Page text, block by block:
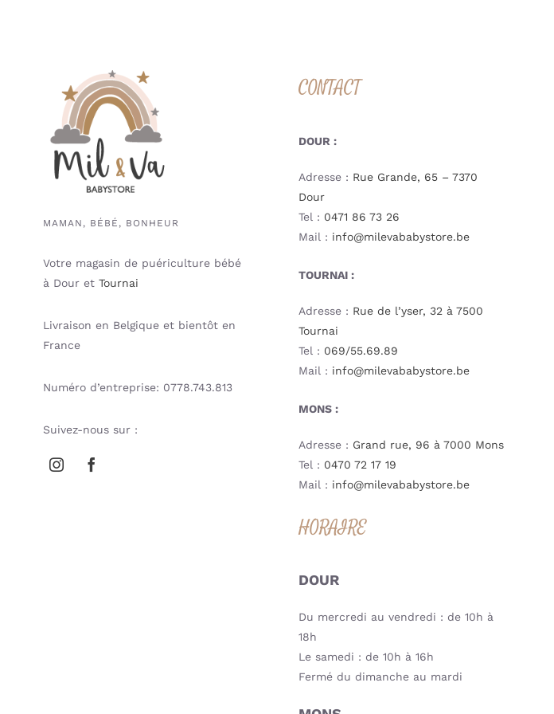
MAMAN, BÉBÉ, BONHEUR
Votre magasin de puériculture bébé
à Dour et Tournai
Livraison en Belgique et bientôt en
France
Numéro d’entreprise: 0778.743.813
Suivez-nous sur :
CONTACT
DOUR :
Adresse : Rue Grande, 65 – 7370
Dour
Tel : 0471 86 73 26
Mail : info@milevababystore.be
TOURNAI :
Adresse : Rue de l’yser, 32 à 7500
Tournai
Tel : 069/55.69.89
Mail : info@milevababystore.be
MONS :
Adresse : Grand rue, 96 à 7000 Mons
Tel : 0470 72 17 19
Mail : info@milevababystore.be
HORAIRE
DOUR
Du mercredi au vendredi : de 10h à
18h
Le samedi : de 10h à 16h
Fermé du dimanche au mardi